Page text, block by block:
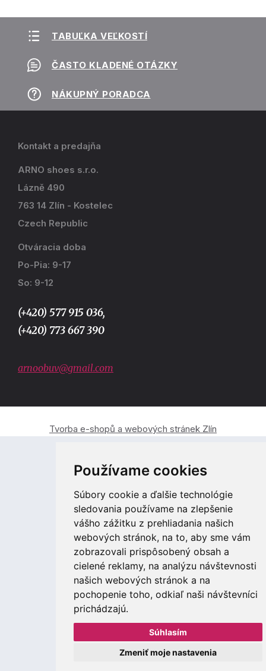
Používame cookies
Súbory cookie a ďalšie technológie
sledovania používame na zlepšenie
vášho zážitku z prehliadania našich
webových stránok, na to, aby sme vám
zobrazovali prispôsobený obsah a
cielené reklamy, na analýzu návštevnosti
našich webových stránok a na
pochopenie toho, odkiaľ naši návštevníci
prichádzajú.
Súhlasím
Zmeniť moje nastavenia
TABUĽKA VEĽKOSTÍ
ČASTO KLADENÉ OTÁZKY
NÁKUPNÝ PORADCA
Kontakt a predajňa
ARNO shoes s.r.o.
Lázně 490
763 14 Zlín - Kostelec
Czech Republic
Otváracia doba
Po-Pia: 9-17
So: 9-12
(+420) 577 915 036,
(+420) 773 667 390
arnoobuv@gmail.com
Tvorba e-shopů a webových stránek Zlín